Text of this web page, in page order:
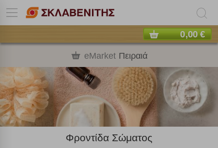
0,00 €
eMarket Πειραιά
Φροντίδα Σώματος